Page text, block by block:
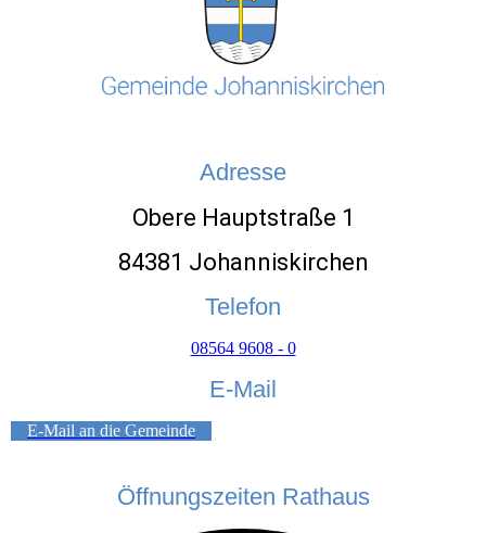
Adresse
Obere Hauptstraße 1
84381 Johanniskirchen
Telefon
08564 9608 - 0
E-Mail
E-Mail an die Gemeinde
Öffnungszeiten Rathaus